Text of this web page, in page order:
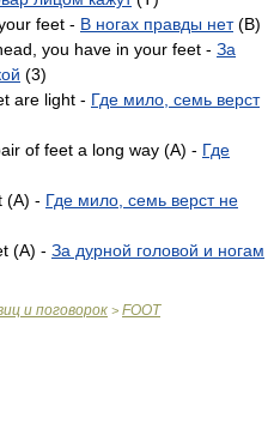
feet - В ногах правды нет(B)
you have in your feet - За
(3)
are light - Где мило, семь верст
of feet a long way (A) - Где
(А) - Где мило, семь верст не
(A) - За дурной головой и ногам
и поговорок > FOOT